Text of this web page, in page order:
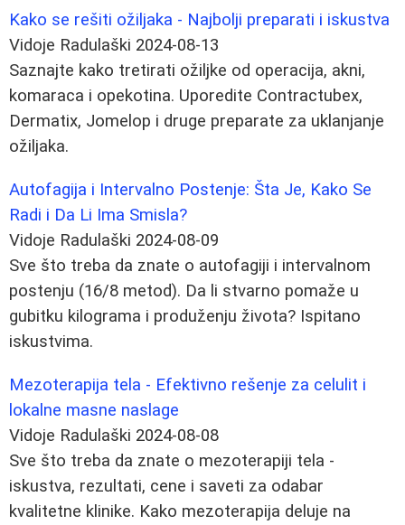
Kako se rešiti ožiljaka - Najbolji preparati i iskustva
Vidoje Radulaški 2024-08-13
Saznajte kako tretirati ožiljke od operacija, akni,
komaraca i opekotina. Uporedite Contractubex,
Dermatix, Jomelop i druge preparate za uklanjanje
ožiljaka.
Autofagija i Intervalno Postenje: Šta Je, Kako Se
Radi i Da Li Ima Smisla?
Vidoje Radulaški 2024-08-09
Sve što treba da znate o autofagiji i intervalnom
postenju (16/8 metod). Da li stvarno pomaže u
gubitku kilograma i produženju života? Ispitano
iskustvima.
Mezoterapija tela - Efektivno rešenje za celulit i
lokalne masne naslage
Vidoje Radulaški 2024-08-08
Sve što treba da znate o mezoterapiji tela -
iskustva, rezultati, cene i saveti za odabar
kvalitetne klinike. Kako mezoterapija deluje na